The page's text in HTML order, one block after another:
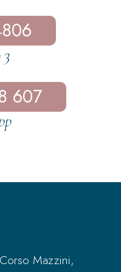
607
Mazzini,